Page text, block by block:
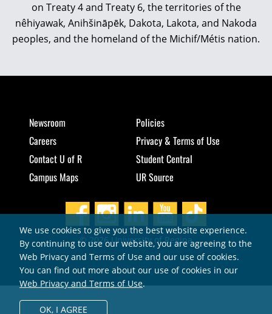
on Treaty 4 and Treaty 6, the territories of the
nêhiyawak, Anihšināpēk, Dakota, Lakota, and Nakoda
peoples, and the homeland of the Michif/Métis nation.
Newsroom
Careers
Contact U of R
Campus Maps
Policies
Privacy & Terms of Use
Student Central
UR Source
© 2026 University of Regina
We use cookies to give you the best website experience.
By continuing to use our website, you are agreeing to the
Web Privacy and Terms of Use and our use of cookies.
You can find out more about our use of cookies in our
Web Privacy and Terms of Use.
OK, I AGREE